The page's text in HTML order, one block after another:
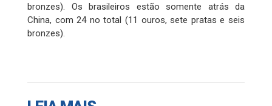
bronzes). Os brasileiros estão somente atrás da
China, com 24 no total (11 ouros, sete pratas e seis
bronzes).